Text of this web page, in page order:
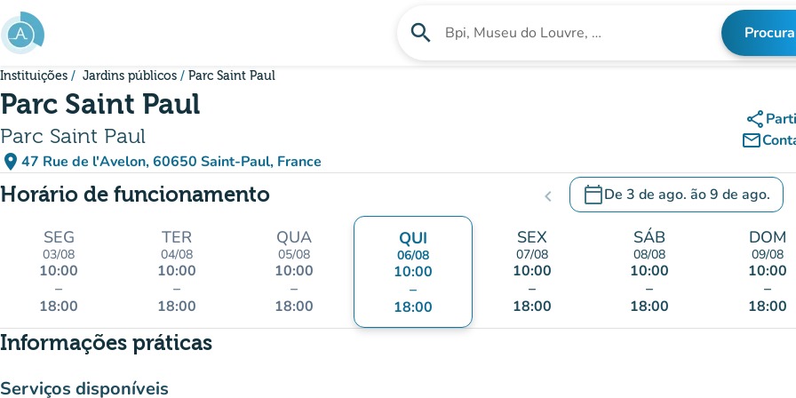
Ir para o conteúdo principal
search Procura uma instituição
Instituições Jardins públicos Parc Saint Paul
Parc Saint Paul
Parc Saint Paul
place 47 Rue de l'Avelon, 60650 Saint-Paul, France
(abrir no Google Maps)
(novo separador)
share
mail_outline
Horário de funcionamento chevron_left calendar_todayDe 3 de ago. ão9 de ago.
.Abra o calendário para alterar as
SEG
03/08
10:00
–
18:00
TER
04/08
10:00
–
18:00
QUA
05/08
10:00
–
18:00
QUI
06/08
10:00
–
18:00
SEX
07/08
10:00
–
18:00
SÁB
08/08
10:00
–
18:00
DOM
09/08
10:00
–
18:00
Informações práticas
Serviços disponíveis